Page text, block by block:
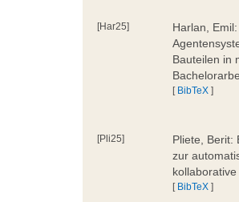
[Har25]
Harlan,
Bauteilen in
[ BibTeX ]
[Pli25]
Pliete, Berit:
zur
[ BibTeX ]